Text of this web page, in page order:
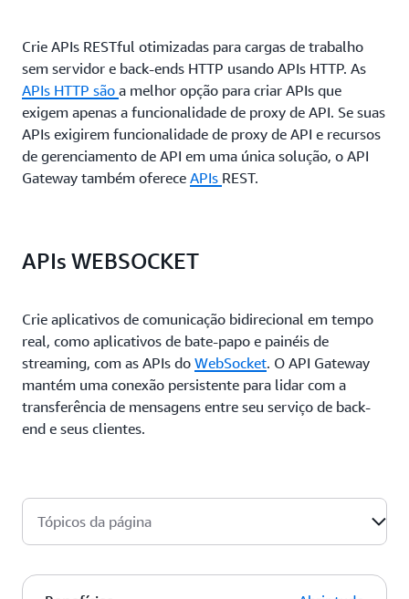
Crie APIs RESTful otimizadas para cargas de trabalho
sem servidor e back-ends HTTP usando APIs HTTP. As
APIs HTTP são a melhor opção para criar APIs que
exigem apenas a funcionalidade de proxy de API. Se suas
APIs exigirem funcionalidade de proxy de API e recursos
de gerenciamento de API em uma única solução, o API
Gateway também oferece APIs REST.
APIs WEBSOCKET
Crie aplicativos de comunicação bidirecional em tempo
real, como aplicativos de bate-papo e painéis de
streaming, com as APIs do WebSocket. O API Gateway
mantém uma conexão persistente para lidar com a
transferência de mensagens entre seu serviço de back-
end e seus clientes.
Tópicos da página